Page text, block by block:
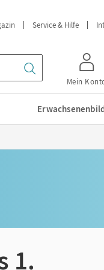
Service & Hilfe
Mein
1.